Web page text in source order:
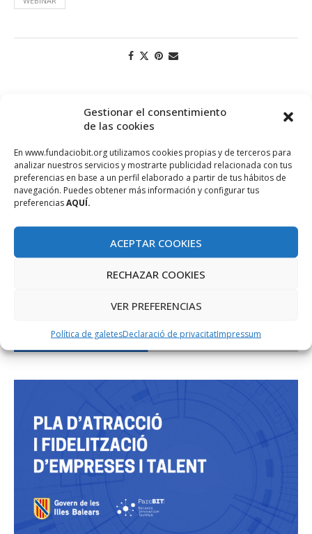
Gestionar el consentimiento
de las cookies
En www.fundaciobit.org utilizamos cookies propias y de terceros para
analizar nuestros servicios y mostrarte publicidad relacionada con tus
preferencias en base a un perfil elaborado a partir de tus hábitos de
navegación. Puedes obtener más información y configurar tus
preferenciasAQUÍ.
ACEPTAR COOKIES
RECHAZAR COOKIES
VER PREFERENCIAS
Política de galetesDeclaració de privacitatImpressum
PROJECTE COFINANÇAT PEL FONS SOCIAL EUROPEU